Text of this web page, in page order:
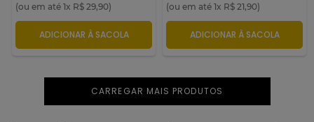
(ou em até 1x R$ 29,90)
ADICIONAR À SACOLA
(ou em até 1x R$ 21,90)
ADICIONAR À SACOLA